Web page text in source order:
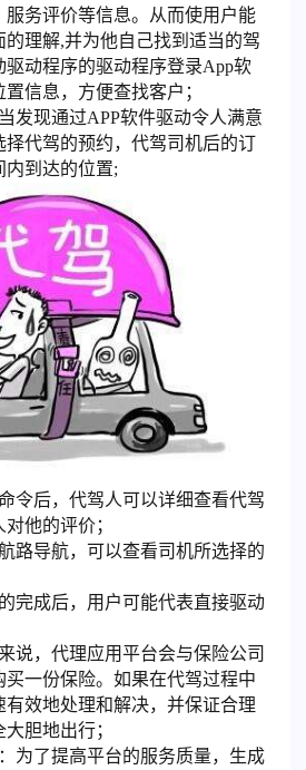
服务评价等信息。从而使用户能
理解,并为他自己找到适当的驾
动程序的驱动程序登录App软
信息，方便查找客户；
发现通过APP软件驱动令人满意
择代驾的预约，代驾司机后的订
内到达的位置;
令后，代驾人可以详细查看代驾
他的评价；
路导航，可以查看司机所选择的
完成后，用户可能代表直接驱动
说，代理应用平台会与保险公司
一份保险。如果在代驾过程中
效地处理和解决，并保证合理
胆地出行；
为了提高平台的服务质量，生成